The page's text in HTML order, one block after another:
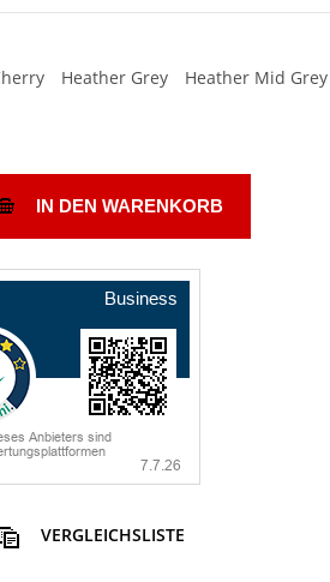
Heather Grey Heather Mid Grey
IN DEN WARENKORB
VERGLEICHSLISTE